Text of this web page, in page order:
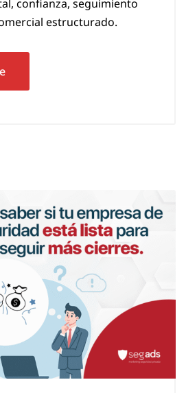
confianza, seguimiento
estructurado.